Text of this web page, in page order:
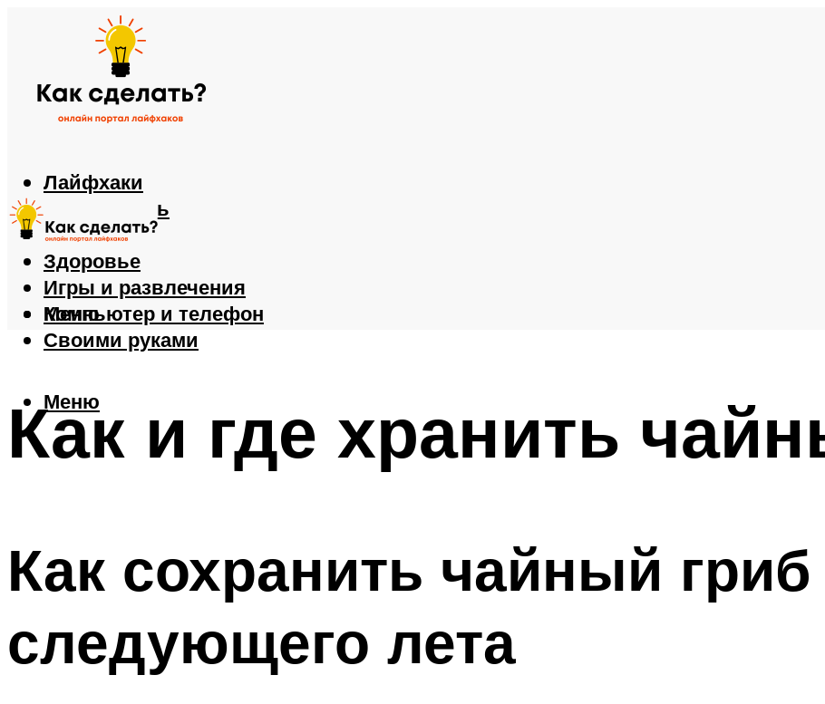
Лайфхаки
Автомобиль
Еда
Здоровье
Игры и развлечения
Компьютер и телефон
Своими руками
Меню
Меню
Как и где хранить
Как сохранить чайный
следующего лета